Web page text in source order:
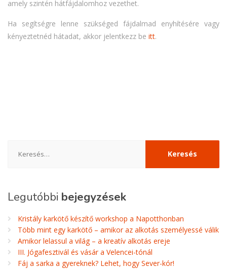
amely szintén hátfájdalomhoz vezethet.
Ha segítségre lenne szükséged fájdalmad enyhítésére vagy
kényeztetnéd hátadat, akkor jelentkezz be itt.
Legutóbbi bejegyzések
Kristály karkötő készítő workshop a Napotthonban
Több mint egy karkötő – amikor az alkotás személyessé válik
Amikor lelassul a világ – a kreatív alkotás ereje
III. Jógafesztivál és vásár a Velencei-tónál
Fáj a sarka a gyereknek? Lehet, hogy Sever-kór!